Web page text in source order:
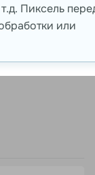
Пиксель
или